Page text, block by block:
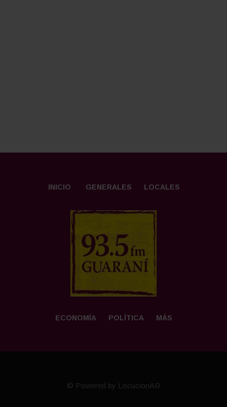
INICIO GENERALES LOCALES
ECONOMÍA POLÍTICA MÁS
© Powered by LocucionAR